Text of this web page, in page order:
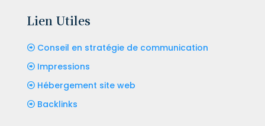
Lien Utiles
Conseil en stratégie de communication
Impressions
Hébergement site web
Backlinks